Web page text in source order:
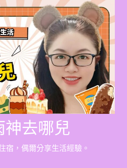
神去哪兒
宿，偶爾分享生活經驗。